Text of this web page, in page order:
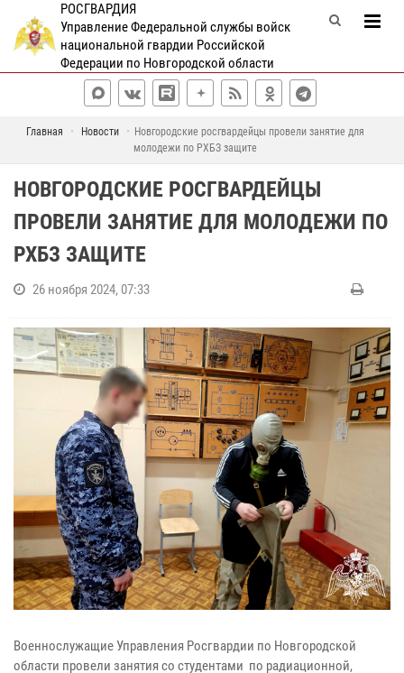
РОСГВАРДИЯ
Управление Федеральной службы войск
национальной гвардии Российской
Федерации по Новгородской области
Главная Новости
Новгородские росгвардейцы провели занятие для
молодежи по РХБЗ защите
НОВГОРОДСКИЕ РОСГВАРДЕЙЦЫ
ПРОВЕЛИ ЗАНЯТИЕ ДЛЯ МОЛОДЕЖИ ПО
РХБЗ ЗАЩИТЕ
26 ноября 2024, 07:33
Военнослужащие Управления Росгвардии по Новгородской
области провели занятия со студентами по радиационной,